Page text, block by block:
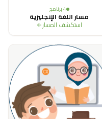
4برنامج
مسار اللغة الإنجليزية
استكشف المسار